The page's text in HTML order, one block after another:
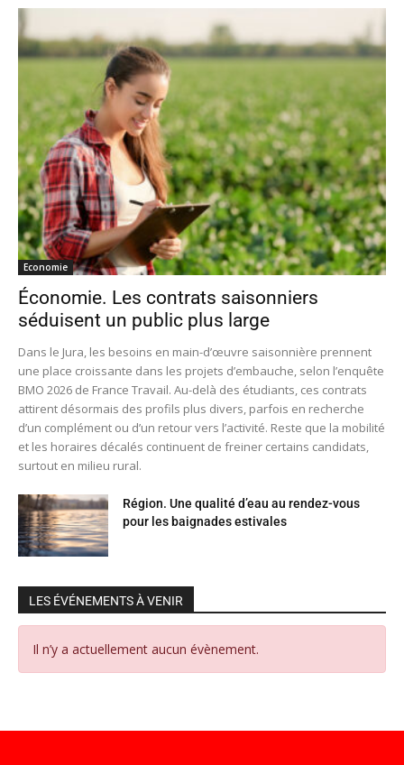
Economie
Économie. Les contrats saisonniers
séduisent un public plus large
Dans le Jura, les besoins en main-d’œuvre saisonnière prennent
une place croissante dans les projets d’embauche, selon l’enquête
BMO 2026 de France Travail. Au-delà des étudiants, ces contrats
attirent désormais des profils plus divers, parfois en recherche
d’un complément ou d’un retour vers l’activité. Reste que la mobilité
et les horaires décalés continuent de freiner certains candidats,
surtout en milieu rural.
Région. Une qualité d’eau au rendez-vous
pour les baignades estivales
LES ÉVÉNEMENTS À VENIR
Il n’y a actuellement aucun évènement.